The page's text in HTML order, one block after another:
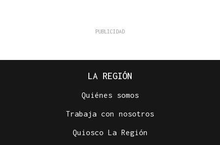
LA REGIÓN
Quiénes somos
Trabaja con nosotros
Quiosco La Región